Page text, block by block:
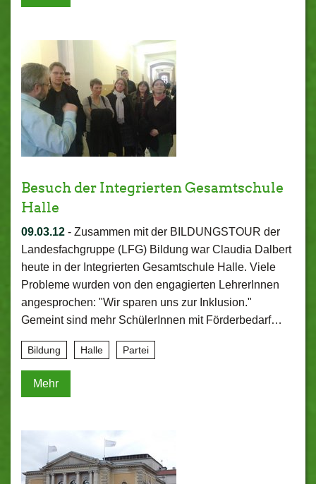
Besuch der Integrierten Gesamtschule
Halle
09.03.12 - Zusammen mit der BILDUNGSTOUR der
Landesfachgruppe (LFG) Bildung war Claudia Dalbert
heute in der Integrierten Gesamtschule Halle. Viele
Probleme wurden von den engagierten LehrerInnen
angesprochen: "Wir sparen uns zur Inklusion."
Gemeint sind mehr SchülerInnen mit Förderbedarf…
Bildung Halle Partei
Mehr